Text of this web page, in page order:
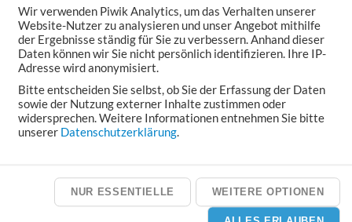
KITAS, HORTE, KRIPPEN
in Aßlar und den Ortsteilen
Wir verwenden Piwik Analytics, um das Verhalten unserer
Website-Nutzer zu analysieren und unser Angebot mithilfe
der Ergebnisse ständig für Sie zu verbessern. Anhand dieser
Daten können wir Sie nicht persönlich identifizieren. Ihre IP-
Adresse wird anonymisiert.
Bitte entscheiden Sie selbst, ob Sie der Erfassung der Daten
sowie der Nutzung externer Inhalte zustimmen oder
widersprechen. Weitere Informationen entnehmen Sie bitte
unserer Datenschutzerklärung.
NUR ESSENTIELLE WEITERE OPTIONEN